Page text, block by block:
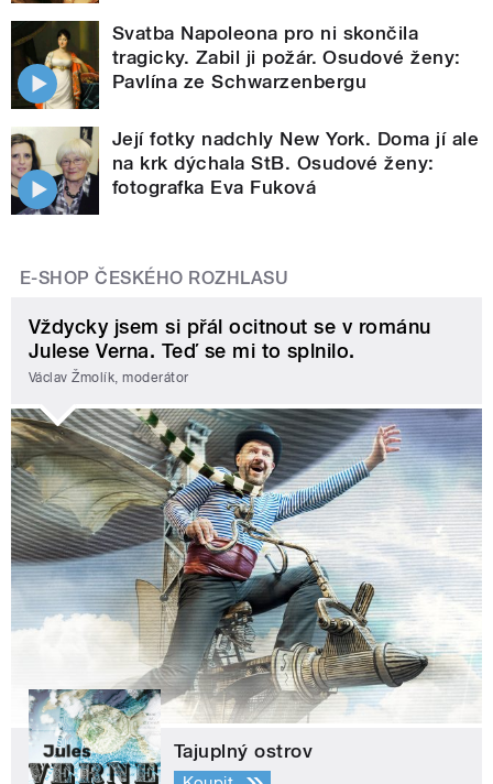
Svatba Napoleona pro ni skončila
tragicky. Zabil ji požár. Osudové ženy:
Pavlína ze Schwarzenbergu
Její fotky nadchly New York. Doma jí ale
na krk dýchala StB. Osudové ženy:
fotografka Eva Fuková
E-SHOP ČESKÉHO ROZHLASU
Vždycky jsem si přál ocitnout se v románu
Julese Verna. Teď se mi to splnilo.
Václav Žmolík, moderátor
Tajuplný ostrov